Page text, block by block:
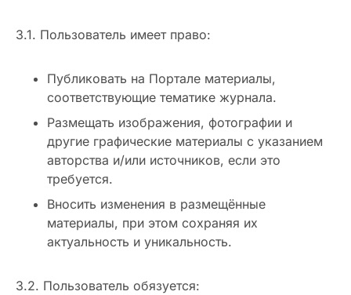
3.1. Пользователь имеет право:
Публиковать на Портале материалы,
соответствующие тематике журнала.
Размещать изображения, фотографии и
другие графические материалы с указанием
авторства и/или источников, если это
требуется.
Вносить изменения в размещённые
материалы, при этом сохраняя их
актуальность и уникальность.
3.2. Пользователь обязуется: